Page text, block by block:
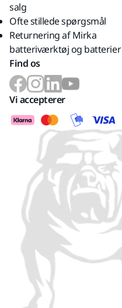
salg
Ofte stillede spørgsmål
Returnering af Mirka
batteriværktøj og batterier
Find os
Vi accepterer